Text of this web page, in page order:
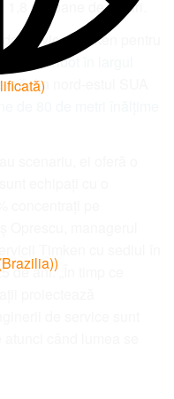
)
)
1,8 milioane de dolari.
service Timken pentru
pe un feribot în largul
din nord-estul SUA
de 80 de metri înălțime
scenariu, ei oferă o
echipați cu o
concentrați pe
Oprescu, managerul
Timken cu sediul în
de ani. „În timp ce
proiectează
de service sunt
când lumea se